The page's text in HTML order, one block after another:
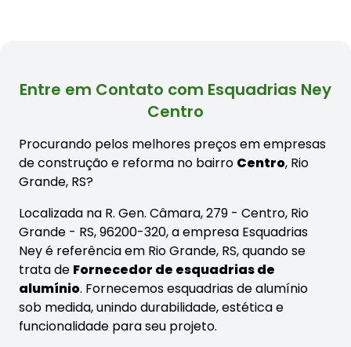
Entre em Contato com Esquadrias Ney
Centro
Procurando pelos melhores preços em empresas
de construção e reforma no bairro Centro, Rio
Grande, RS?
Localizada na R. Gen. Câmara, 279 - Centro, Rio
Grande - RS, 96200-320, a empresa Esquadrias
Ney é referência em Rio Grande, RS, quando se
trata de Fornecedor de esquadrias de
alumínio. Fornecemos esquadrias de alumínio
sob medida, unindo durabilidade, estética e
funcionalidade para seu projeto.